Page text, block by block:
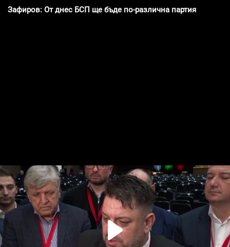
Зафиров: От днес БСП ще бъде по-различна партия